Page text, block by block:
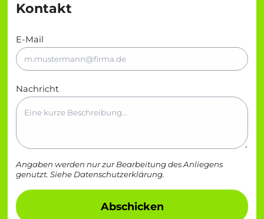
Kontakt
E-Mail
Nachricht
Angaben werden nur zur Bearbeitung des Anliegens
genutzt. Siehe Datenschutzerklärung.
Abschicken